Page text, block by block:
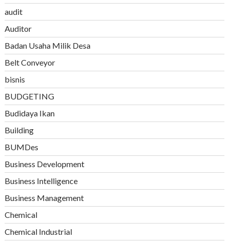
audit
Auditor
Badan Usaha Milik Desa
Belt Conveyor
bisnis
BUDGETING
Budidaya Ikan
Building
BUMDes
Business Development
Business Intelligence
Business Management
Chemical
Chemical Industrial